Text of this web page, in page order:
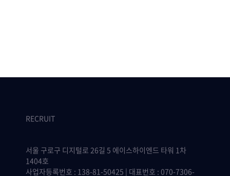
RECRUIT
서울 구로구 디지털로 26길 5 에이스하이엔드 타워 1차
1404호
사업자등록번호 : 138-81-50425 | 대표번호 : 070-7306-